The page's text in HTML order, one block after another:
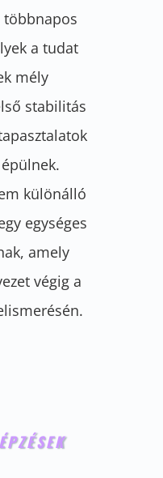
többnapos
a tudat
mély
stabilitás
különálló
egységes
amely
végig a